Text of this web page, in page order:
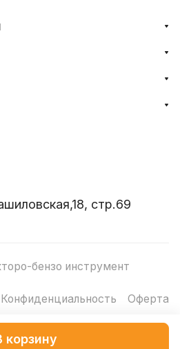
корзину
стр.69
бензо инструмент
Конфиденциальность Оферта